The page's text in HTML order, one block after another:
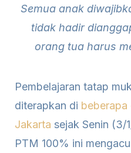
Semua anak
tidak hadir
orang tua harus
Pembelajaran tatap
diterapkan di beberapa
Jakarta sejak Senin (3/
PTM 100% ini